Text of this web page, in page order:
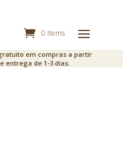
0 Items
em compras a partir
entrega de 1-3 dias.